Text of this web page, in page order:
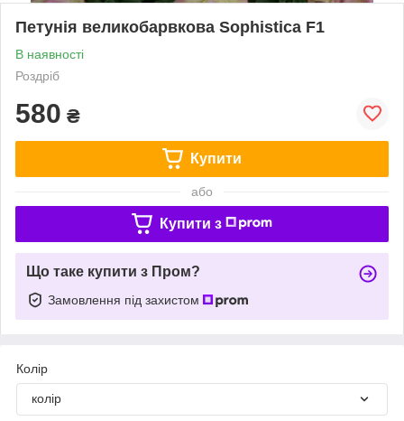
Петунія великобарвкова Sophistica F1
В наявності
Роздріб
580 ₴
Купити
або
Купити з
Що таке купити з Пром?
Замовлення під захистом
Колір
колір